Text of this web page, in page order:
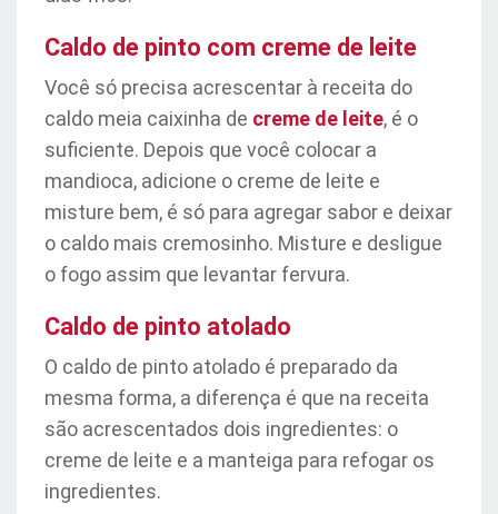
Caldo de pinto com creme de leite
Você só precisa acrescentar à receita do
caldo meia caixinha de creme de leite, é o
suficiente. Depois que você colocar a
mandioca, adicione o creme de leite e
misture bem, é só para agregar sabor e deixar
o caldo mais cremosinho. Misture e desligue
o fogo assim que levantar fervura.
Caldo de pinto atolado
O caldo de pinto atolado é preparado da
mesma forma, a diferença é que na receita
são acrescentados dois ingredientes: o
creme de leite e a manteiga para refogar os
ingredientes.